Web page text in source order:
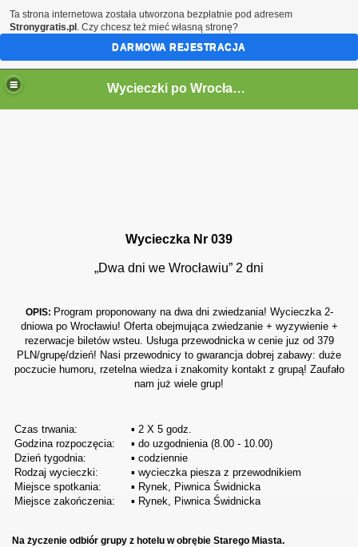
Wycieczki po Wrocławiu
Wycieczka Nr 039
„Dwa dni we Wrocławiu” 2 dni
OPIS: Program proponowany na dwa dni zwiedzania! Wycieczka 2-
dniowa po Wrocławiu! Oferta obejmująca zwiedzanie + wyzywienie +
rezerwacje biletów wsteu. Usługa przewodnicka w cenie juz od 379
PLN/grupę/dzień! Nasi przewodnicy to gwarancja dobrej zabawy: duże
poczucie humoru, rzetelna wiedza i znakomity kontakt z grupą! Zaufało
nam już wiele grup!
Czas trwania:
Godzina rozpoczęcia:
Dzień tygodnia:
Rodzaj wycieczki:
Miejsce spotkania:
Miejsce zakończenia:
▪ 2 X 5 godz.
▪ do uzgodnienia (8.00 - 10.00)
▪ codziennie
▪ wycieczka piesza z przewodnikiem
▪ Rynek, Piwnica Świdnicka
▪ Rynek, Piwnica Świdnicka
Na życzenie odbiór grupy z hotelu w obrębie Starego Miasta.
Ta strona internetowa została utworzona bezpłatnie pod adresem
Stronygratis.pl . Czy chcesz też mieć własną stronę?
DARMOWA REJESTRACJA